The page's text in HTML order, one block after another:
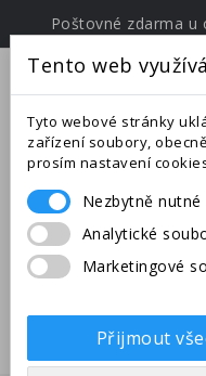
Poštovné zdarma u
menu
25.6.-
jižní
objednávky
Tento web
Tyto webové stránky
zařízení soubory,
prosím nastavení
Nezbytně
Analytické
Marketingové
Přijmout